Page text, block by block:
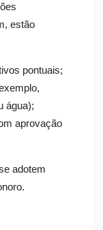
estão
pontuais;
água);
aprovação
adotem